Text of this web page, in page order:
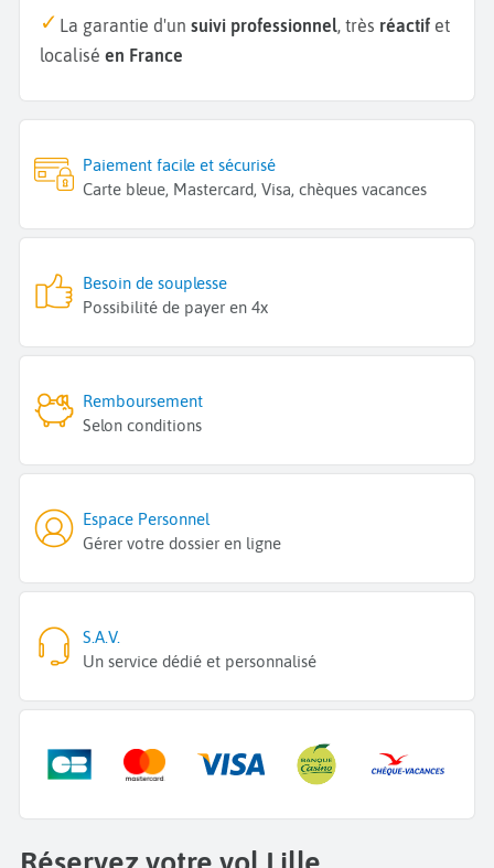
La garantie d'un suivi professionnel, très réactif et
localisé en France
Paiement facile et sécurisé
Carte bleue, Mastercard, Visa, chèques vacances
Besoin de souplesse
Possibilité de payer en 4x
Remboursement
Selon conditions
Espace Personnel
Gérer votre dossier en ligne
S.A.V.
Un service dédié et personnalisé